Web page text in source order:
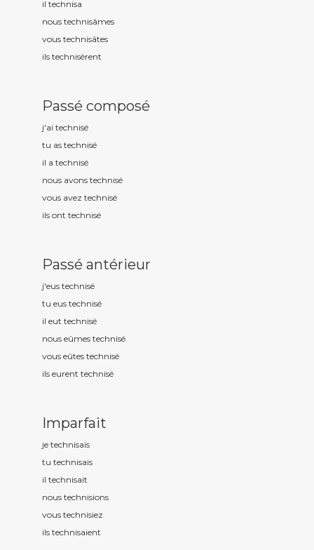
il technisa
nous technisâmes
vous technisâtes
ils technisèrent
Passé composé
j'ai technisé
tu as technisé
il a technisé
nous avons technisé
vous avez technisé
ils ont technisé
Passé antérieur
j'eus technisé
tu eus technisé
il eut technisé
nous eûmes technisé
vous eûtes technisé
ils eurent technisé
Imparfait
je technisais
tu technisais
il technisait
nous technisions
vous technisiez
ils technisaient